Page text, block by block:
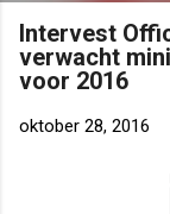
Intervest
verwacht
voor 2016
oktober 28, 2016